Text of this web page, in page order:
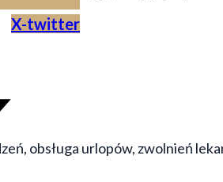
X-twitter
obsługa urlopów, zwolnień